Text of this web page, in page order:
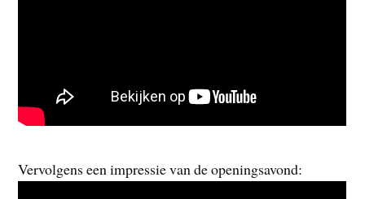
Vervolgens een impressie van de openingsavond: